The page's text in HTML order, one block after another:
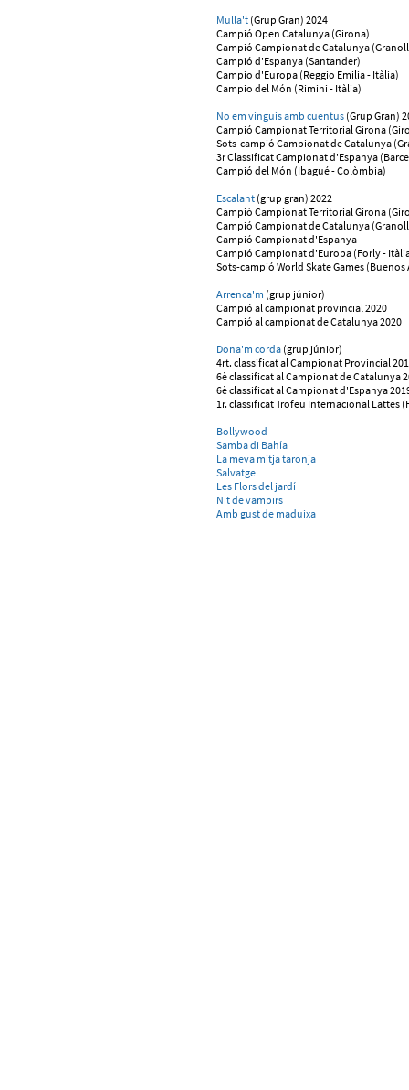
Mulla't (Grup Gran) 2024
Campió Open Catalunya (Girona)
Campió Campionat de Catalunya
Campió d'Espanya (Santander)
Campio d'Europa (Reggio Emilia - Itàlia)
Campio del Món (Rimini - Itàlia)
No em vinguis amb cuentus(Grup Gran)
Campió Campionat Territorial Girona
Sots-campió Campionat de Catalunya
3r Classificat Campionat d'Espanya
Campió del Món (Ibagué - Colòmbia)
Escalant(grup gran) 2022
Campió Campionat Territorial Girona
Campió Campionat de Catalunya
Campió Campionat d'Espanya
Campió Campionat d'Europa (Forly -
Sots-campió World Skate Games
Arrenca'm (grup júnior)
Campió al campionat provincial 2020
Campió al campionat de Catalunya 2020
Dona'm corda(grup júnior)
4rt. classificat al Campionat Provincial
6è classificat al Campionat de Catalunya
6è classificat al Campionat d'Espanya
1r. classificat Trofeu Internacional Lattes
Bollywood
Samba di Bahía
La meva mitja taronja
Salvatge
Les Flors del jardí
Nit de vampirs
Amb gust de maduixa